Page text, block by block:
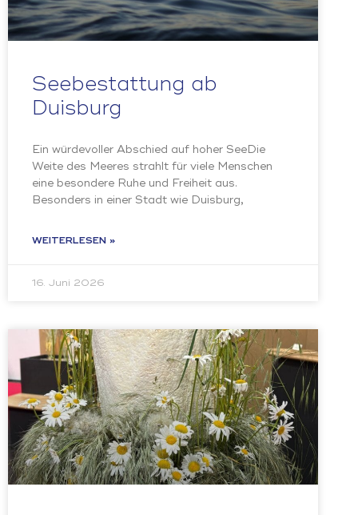
Seebestattung ab
Duisburg
Ein würdevoller Abschied auf hoher SeeDie
Weite des Meeres strahlt für viele Menschen
eine besondere Ruhe und Freiheit aus.
Besonders in einer Stadt wie Duisburg,
WEITERLESEN »
16. Juni 2026